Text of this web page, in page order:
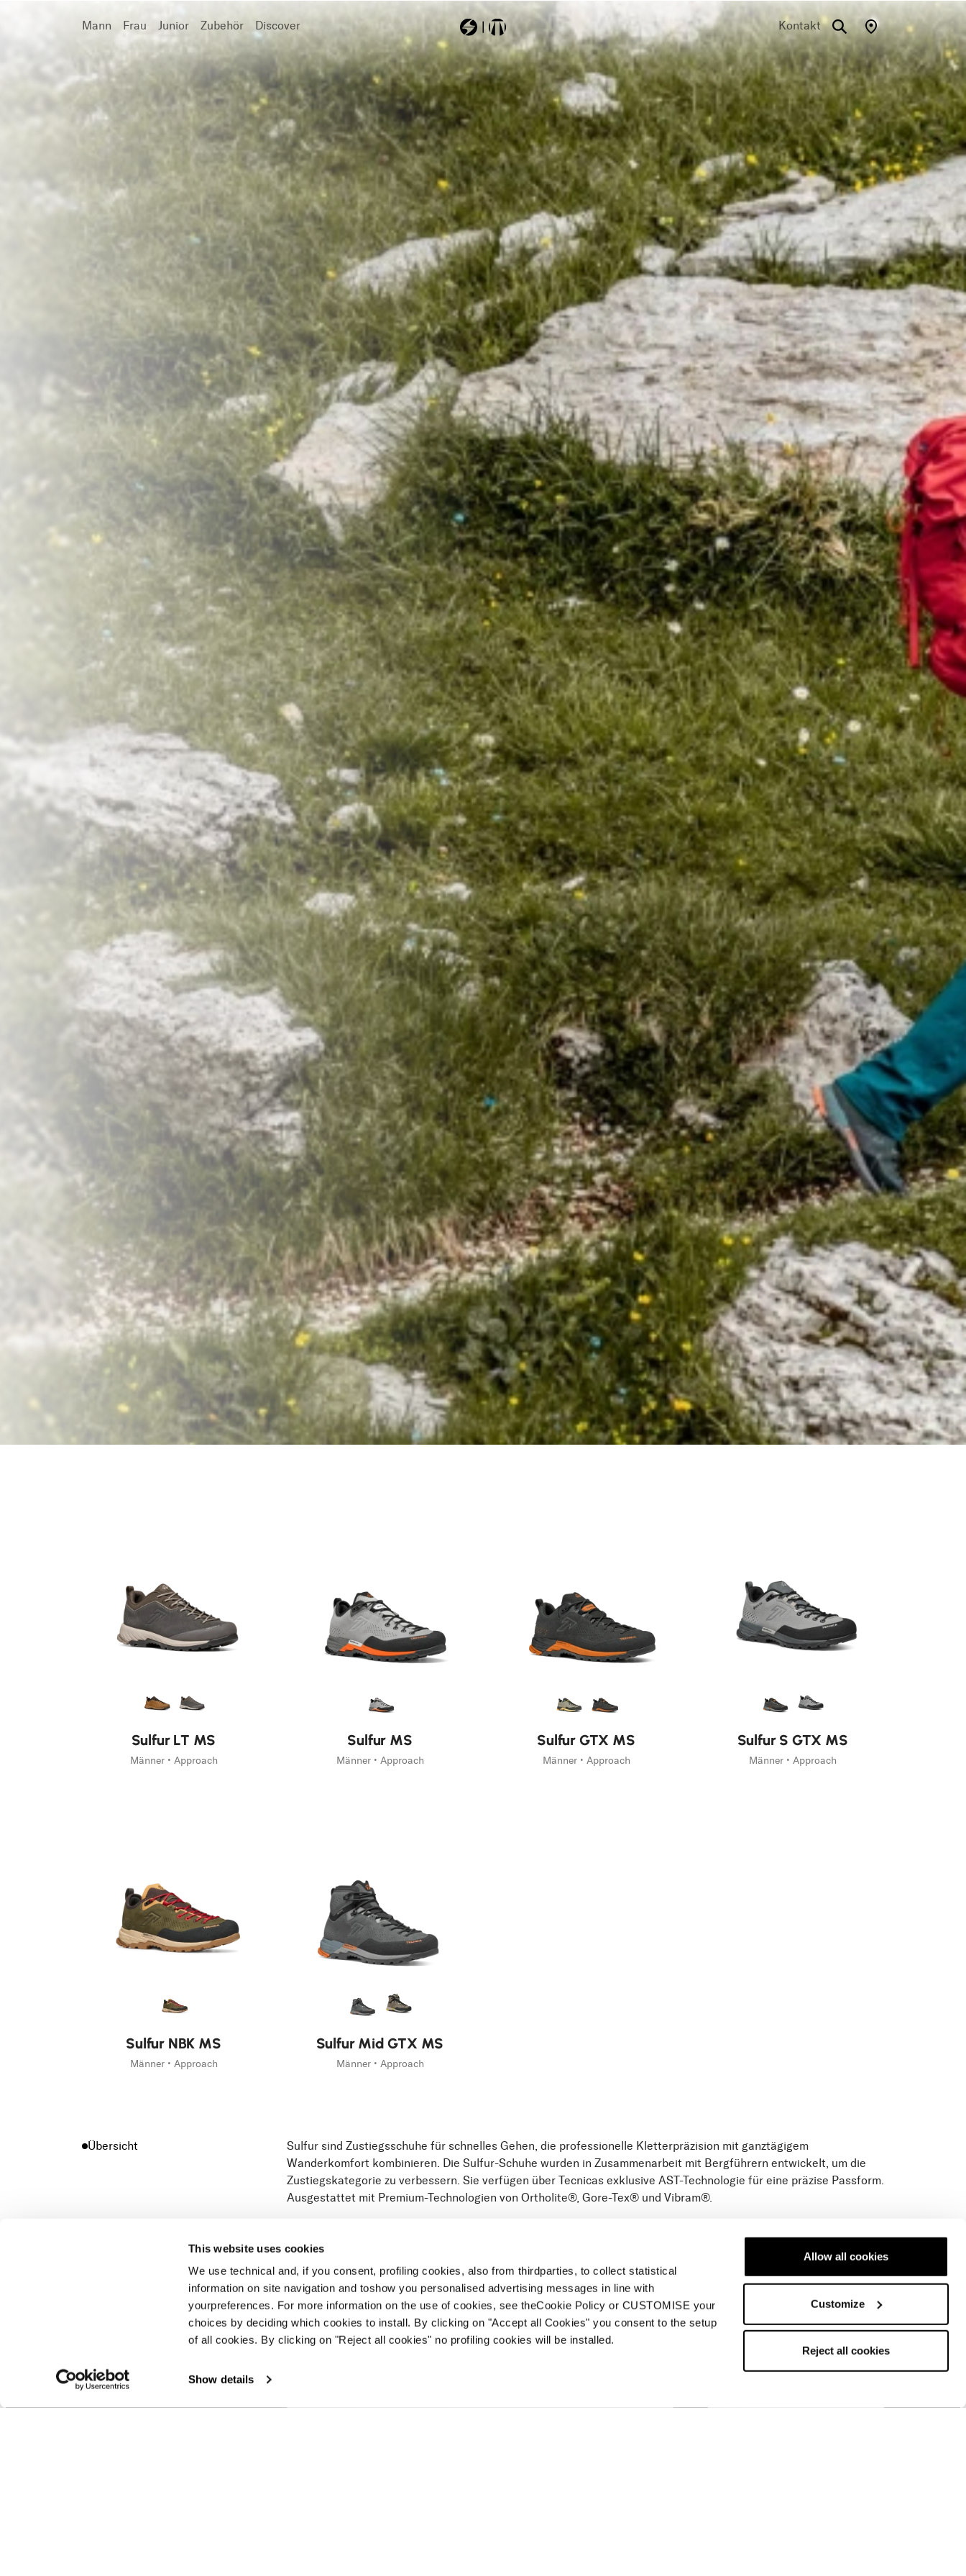
This website uses cookies
We use technical and, if you consent, profiling cookies, also from thirdparties, to collect statistical
information on site navigation and toshow you personalised advertising messages in line with
yourpreferences. For more information on the use of cookies, see theCookie Policy or CUSTOMISE your
choices by deciding which cookies to install. By clicking on "Accept all Cookies" you consent to the setup
of all cookies. By clicking on "Reject all cookies" no profiling cookies will be installed.
Show details
Allow all cookies
Customize
Reject all cookies
Mann Frau Junior Zubehör Discover Kontakt
Suchen Most Searched
sheeva
zero
hustle
rustler11
mach1mv130td
Sulfur LT MS
Männer • Approach
Sulfur MS
Männer • Approach
Sulfur GTX MS
Männer • Approach
Sulfur S GTX MS
Männer • Approach
Sulfur NBK MS
Männer • Approach
Sulfur Mid GTX MS
Männer • Approach
Übersicht
Sulfur sind Zustiegsschuhe für schnelles Gehen, die professionelle Kletterpräzision mit ganztägigem
Wanderkomfort kombinieren. Die Sulfur-Schuhe wurden in Zusammenarbeit mit Bergführern entwickelt, um die
Zustiegskategorie zu verbessern. Sie verfügen über Tecnicas exklusive AST-Technologie für eine präzise Passform.
Ausgestattet mit Premium-Technologien von Ortholite®, Gore-Tex® und Vibram®.
Neueste Geschichten